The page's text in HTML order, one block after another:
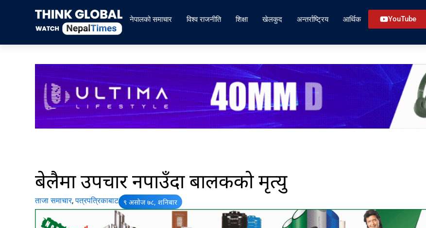
नेपालको समाचार विश्व राजनीति शिक्षा खेलकुद अन्तर्राष्ट्रिय आर्थिक YouTube
बेलैमा उपचार नपाउँदा बालकको मृत्यु
ताजा समाचार,पत्रपत्रिकाबाट ९ असोज ७८, शनिबार